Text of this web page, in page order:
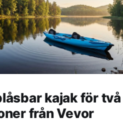
kajak för två
från Vevor